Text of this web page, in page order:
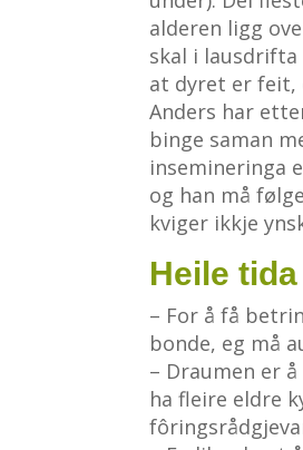
alderen ligg
skal i lausdrifta
at dyret er feit,
Anders har
binge saman
insemineringa
og han må
kviger ikkje
Heile
– For å få
bonde, eg må
– Draumen er
ha fleire eldre